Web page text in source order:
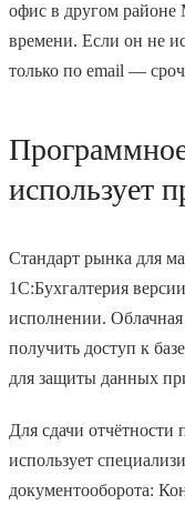
офис в другом
времени. Если он не
только по email —
использует
Стандарт рынка для
1С:Бухгалтерия
исполнении.
получить доступ к
для защиты данных
Для сдачи отчётности
использует
документооборота: